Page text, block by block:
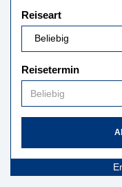
Reiseart
Reisetermin